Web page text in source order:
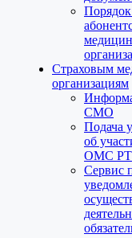
Страховым
организациям
СМО
Подача
об
ОМС РТ
Сервис